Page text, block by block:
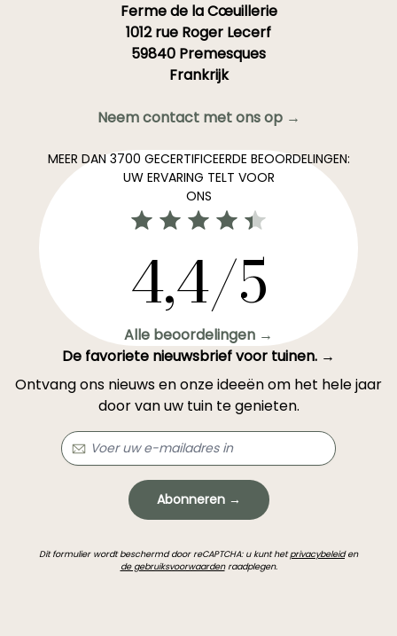
Ferme de la Cœuillerie
1012 rue Roger Lecerf
59840 Premesques
Frankrijk
Neem contact met ons op →
MEER DAN 3700 GECERTIFICEERDE BEOORDELINGEN:
UW ERVARING TELT VOOR
ONS
4,4/5
Alle beoordelingen →
De favoriete nieuwsbrief voor tuinen. →
Ontvang ons nieuws en onze ideeën om het hele jaar
door van uw tuin te genieten.
Abonneren →
Dit formulier wordt beschermd door reCAPTCHA: u kunt hetprivacybeleiden
de gebruiksvoorwaardenraadplegen.